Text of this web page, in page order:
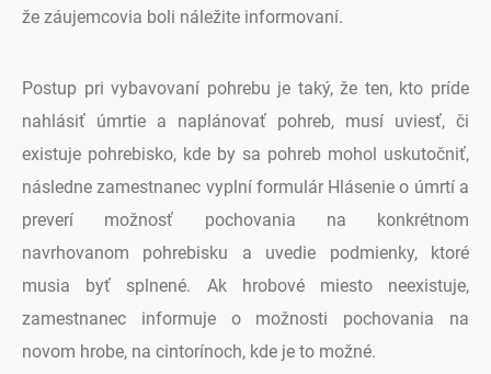
že záujemcovia boli náležite informovaní.
Postup pri vybavovaní pohrebu je taký, že ten, kto príde
nahlásiť úmrtie a naplánovať pohreb, musí uviesť, či
existuje pohrebisko, kde by sa pohreb mohol uskutočniť,
následne zamestnanec vyplní formulár Hlásenie o úmrtí a
preverí možnosť pochovania na konkrétnom
navrhovanom pohrebisku a uvedie podmienky, ktoré
musia byť splnené. Ak hrobové miesto neexistuje,
zamestnanec informuje o možnosti pochovania na
novom hrobe, na cintorínoch, kde je to možné.